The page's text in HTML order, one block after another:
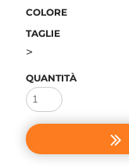
COLORE
TAGLIE
>
QUANTITÀ